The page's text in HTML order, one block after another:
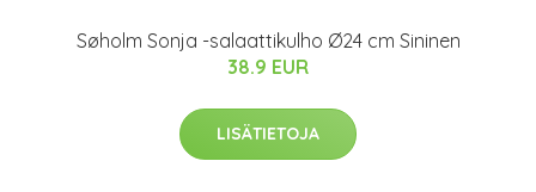
Søholm Sonja -salaattikulho Ø24 cm Sininen
38.9 EUR
LISÄTIETOJA